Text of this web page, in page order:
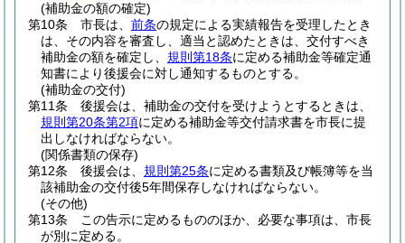
(補助金の額の確定)
第10条
市長は、 前条の規定による実績報告を受理したとき
は、その内容を審査し、適当と認めたときは、交付すべき
補助金の額を確定し、 規則第18条に定める補助金等確定通
知書により後援会に対し通知するものとする。
(補助金の交付)
第11条
後援会は、補助金の交付を受けようとするときは、
規則第20条第2項に定める補助金等交付請求書を市長に提
出しなければならない。
(関係書類の保存)
第12条
後援会は、 規則第25条に定める書類及び帳簿等を当
該補助金の交付後5年間保存しなければならない。
(その他)
第13条
この告示に定めるもののほか、必要な事項は、市長
が別に定める。